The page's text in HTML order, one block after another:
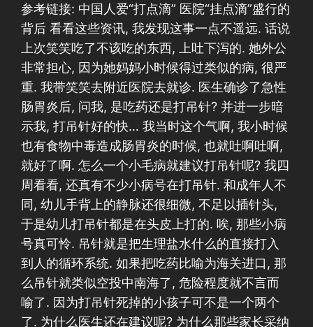
参考链接: 中国人爱“打点滴” 医院“挂点滴”盛行的
背后 看看这些资讯, 我发现这事一点不遥远. 话说
上次笑笑吃了不该吃的东西, 上吐下泻的. 她外公
非常担心, 因为她妈妈小时候得过类似的病, 很严
重. 我带笑笑去附近医院去就诊. 医生确诊了急性
肠胃炎后, 问我, 是吃药还是打吊针? 并进一步暗
示我, 打吊针好的快… 我当时这个气啊, 我小时候
也有食物中毒造成肠胃炎的时候, 也就吐啊吐啊,
就好了啊. 怎么一个小毛病就建议打吊针呢? 我四
周看看, 还真有不少小病号在打吊针. 和成年人不
同, 幼儿手背上的静脉还很细微, 不足以插针头,
于是幼儿打吊针都是在头皮上打的. 唉, 那些小病
号真可怜. 吊针就是把生理盐水什么的直接打入
到人的循环系统. 如果把吃药比喻为海关进口, 那
么吊针就类似空投中南海了, 危险程度就不言而
喻了. 因为打吊针死掉的小孩子可不是一个两个
了. 为什么医生还在建议呢? 为什么那些家长采纳